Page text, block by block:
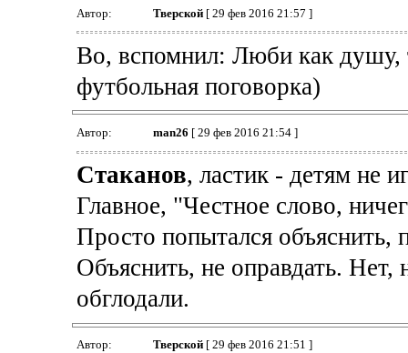
Автор: Тверской[ 29 фев 2016 21:57 ]
Во, вспомнил: Люби как душу,
футбольная поговорка)
Автор: man26 [ 29 фев 2016 21:54 ]
Cтаканов, ластик - детям не
Главное, "Честное слово,
Просто попытался объяснить,
Объяснить, не оправдать.
обглодали.
Автор: Тверской[ 29 фев 2016 21:51 ]